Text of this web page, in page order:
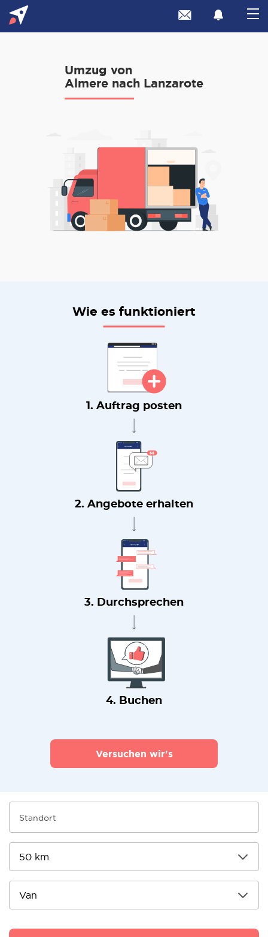
Umzug von
Almere nach Lanzarote
Wie es funktioniert
1. Auftrag posten
2. Angebote erhalten
3. Durchsprechen
4. Buchen
Versuchen wir's